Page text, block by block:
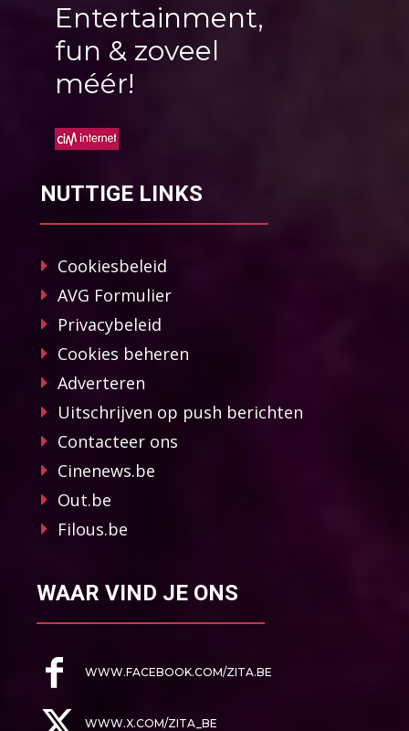
Entertainment,
fun & zoveel
méér!
NUTTIGE LINKS
Cookiesbeleid
AVG Formulier
Privacybeleid
Cookies beheren
Adverteren
Uitschrijven op push berichten
Contacteer ons
Cinenews.be
Out.be
Filous.be
WAAR VIND JE ONS
WWW.FACEBOOK.COM/ZITA.BE
WWW.X.COM/ZITA_BE